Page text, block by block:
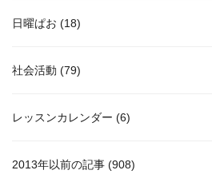
日曜ぱお (18)
社会活動 (79)
レッスンカレンダー (6)
2013年以前の記事 (908)